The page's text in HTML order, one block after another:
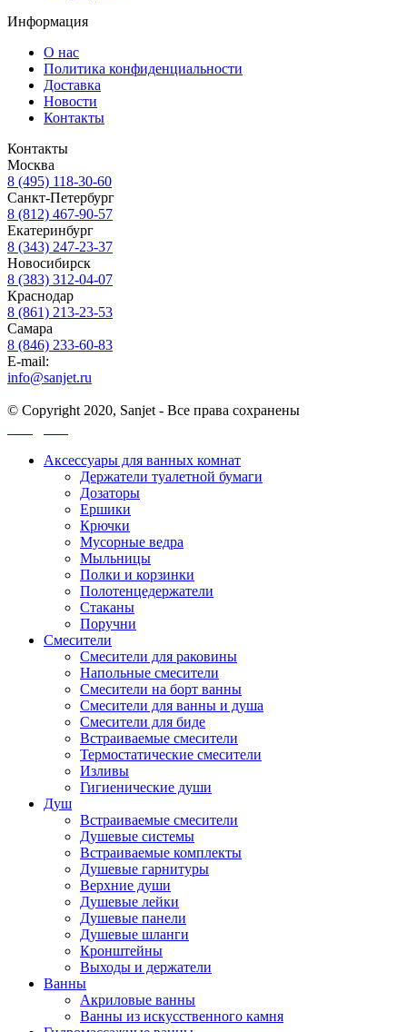
Информация
О нас
Политика конфиденциальности
Доставка
Новости
Контакты
Контакты
Москва
8 (495) 118-30-60
Санкт-Петербург
8 (812) 467-90-57
Екатеринбург
8 (343) 247-23-37
Новосибирск
8 (383) 312-04-07
Краснодар
8 (861) 213-23-53
Самара
8 (846) 233-60-83
E-mail:
info@sanjet.ru
© Copyright 2020, Sanjet - Все права сохранены
Аксессуары для ванных комнат
Держатели туалетной бумаги
Дозаторы
Ершики
Крючки
Мусорные ведра
Мыльницы
Полки и корзинки
Полотенцедержатели
Стаканы
Поручни
Смесители
Смесители для раковины
Напольные смесители
Смесители на борт ванны
Смесители для ванны и душа
Смесители для биде
Встраиваемые смесители
Термостатические смесители
Изливы
Гигиенические души
Душ
Встраиваемые смесители
Душевые системы
Встраиваемые комплекты
Душевые гарнитуры
Верхние души
Душевые лейки
Душевые панели
Душевые шланги
Кронштейны
Выходы и держатели
Ванны
Акриловые ванны
Ванны из искусственного камня